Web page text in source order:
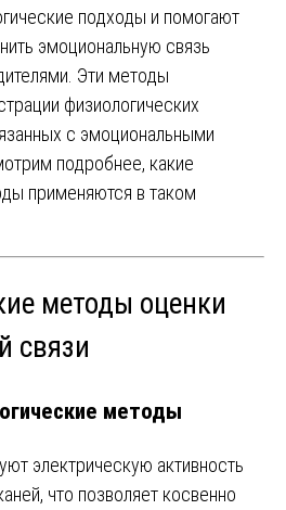
подходы и помогают
эмоциональную связь
Эти методы
физиологических
с эмоциональными
подробнее, какие
применяются в таком
методы оценки
связи
методы
электрическую активность
что позволяет косвенно